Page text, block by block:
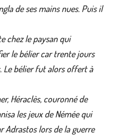
de ses mains nues. Puis il
chez le paysan qui
le bélier car trente jours
Le bélier fut alors offert à
Héraclès, couronné de
les jeux de Némée qui
Adrastos lors de la guerre